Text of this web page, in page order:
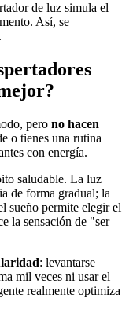
de luz simula el
Así, se
pero no hacen
o tienes una rutina
con energía.
saludable. La luz
de forma gradual; la
sueño permite elegir el
la sensación de "ser
: levantarse
mil veces ni usar el
realmente optimiza